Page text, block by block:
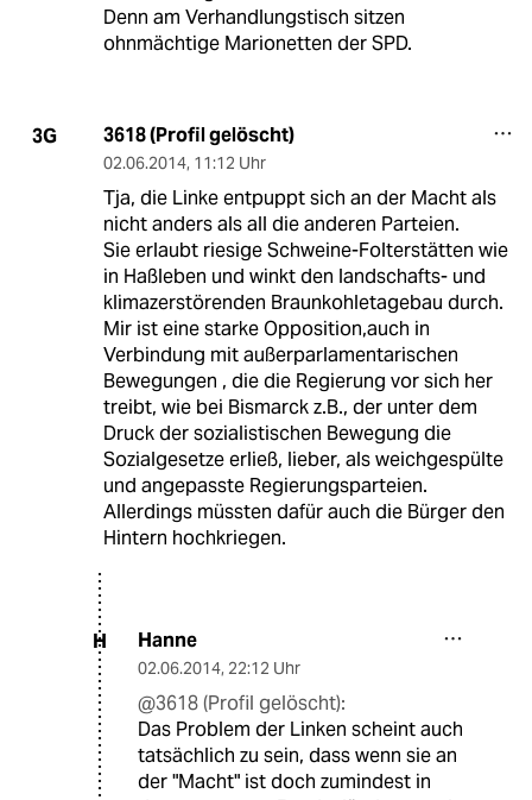
Denn am Verhandlungstisch sitzen
ohnmächtige Marionetten der SPD.
3G 3618 (Profil gelöscht)
02.06.2014, 11:12 Uhr
Tja, die Linke entpuppt sich an der Macht als
nicht anders als all die anderen Parteien.
Sie erlaubt riesige Schweine-Folterstätten wie
in Haßleben und winkt den landschafts- und
klimazerstörenden Braunkohletagebau durch.
Mir ist eine starke Opposition,auch in
Verbindung mit außerparlamentarischen
Bewegungen , die die Regierung vor sich her
treibt, wie bei Bismarck z.B., der unter dem
Druck der sozialistischen Bewegung die
Sozialgesetze erließ, lieber, als weichgespülte
und angepasste Regierungsparteien.
Allerdings müssten dafür auch die Bürger den
Hintern hochkriegen.
H Hanne
02.06.2014, 22:12 Uhr
@3618 (Profil gelöscht):
Das Problem der Linken scheint auch
tatsächlich zu sein, dass wenn sie an
der "Macht" ist doch zumindest in